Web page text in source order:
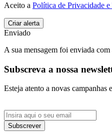
Aceito a Política de Privacidade
Enviado
A sua mensagem foi enviada com
Subscreva a nossa
Esteja atento a novas campanhas